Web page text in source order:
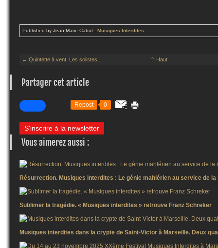
Published by Jean-Marie Cabot - Musiques Interdites
← Quintette à vent. Les solistes... ⇧ Haut
Partager cet article
Repost 0
S'inscrire à la newsletter
Vous aimerez aussi :
Résurrection. Musiques interdites : Le génie mahlérien au service de la
Sublimer la tragédie. « Musiques interdites » retrouve Franz Schreker
Musiques interdites dans la crypte de Saint-Victor à Marseille. Deux